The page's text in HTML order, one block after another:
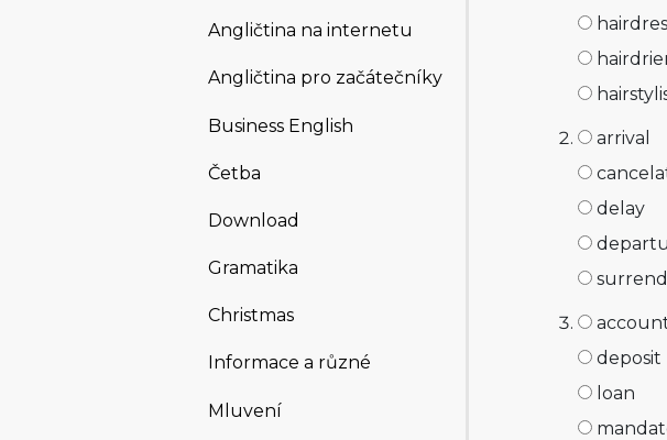
Angličtina na internetu
Angličtina pro začátečníky
Business English
Četba
Download
Gramatika
Christmas
Informace a různé
Mluvení
arrival
delay
deposit
loan